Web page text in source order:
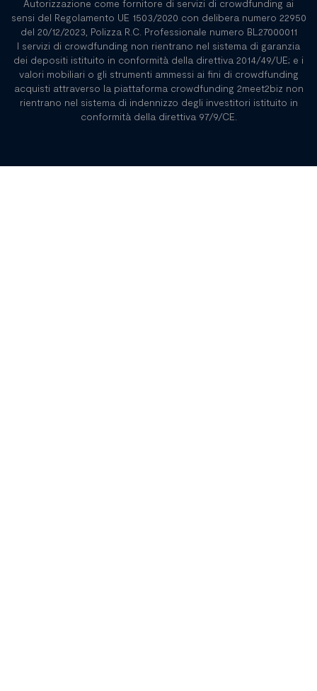
Autorizzazione come fornitore di servizi di crowdfunding ai
sensi del Regolamento UE 1503/2020 con delibera numero 22950
del 20/12/2023, Polizza R.C. Professionale numero BL27000011
I servizi di crowdfunding non rientrano nel sistema di garanzia
dei depositi istituito in conformità della direttiva 2014/49/UE; e i
valori mobiliari o gli strumenti ammessi ai fini di crowdfunding
acquisti attraverso la piattaforma crowdfunding 2meet2biz non
rientrano nel sistema di indennizzo degli investitori istituito in
conformità della direttiva 97/9/CE.